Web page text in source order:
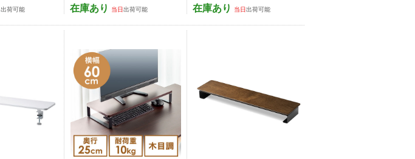
出荷可能 在庫あり 当日出荷可能 在庫あり 当日出荷可能